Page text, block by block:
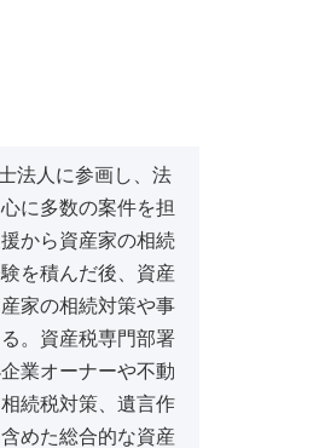
法人に参画し、法
に多数の案件を担
から資産家の相続
を積んだ後、資産
家の相続対策や事
。資産税専門部署
業オーナーや不動
続税対策、遺言作
めた総合的な資産